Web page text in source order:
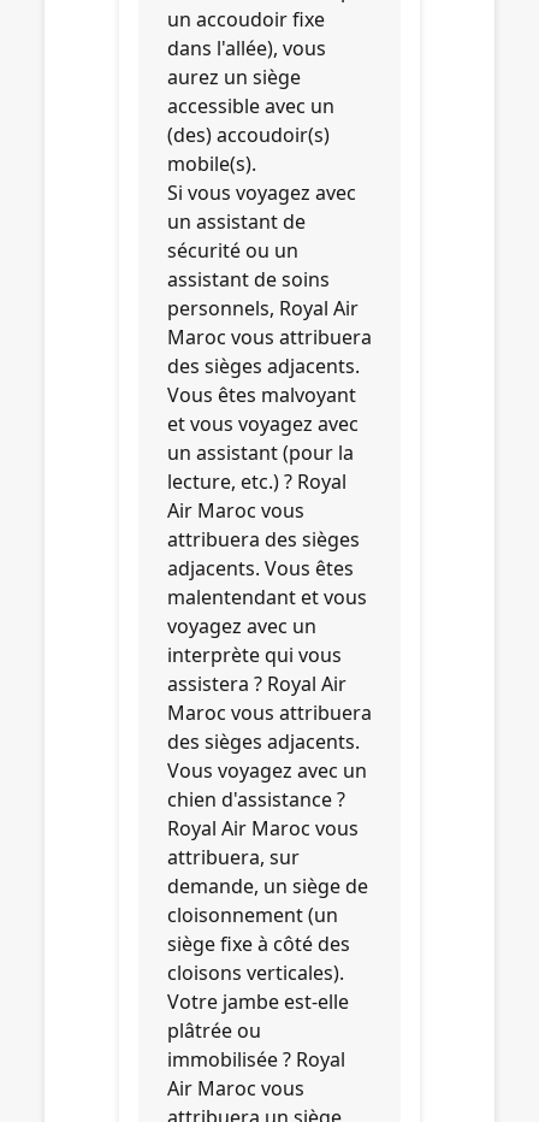
un accoudoir fixe
dans l'allée), vous
aurez un siège
accessible avec un
(des) accoudoir(s)
mobile(s).
Si vous voyagez avec
un assistant de
sécurité ou un
assistant de soins
personnels, Royal Air
Maroc vous attribuera
des sièges adjacents.
Vous êtes malvoyant
et vous voyagez avec
un assistant (pour la
lecture, etc.) ? Royal
Air Maroc vous
attribuera des sièges
adjacents. Vous êtes
malentendant et vous
voyagez avec un
interprète qui vous
assistera ? Royal Air
Maroc vous attribuera
des sièges adjacents.
Vous voyagez avec un
chien d'assistance ?
Royal Air Maroc vous
attribuera, sur
demande, un siège de
cloisonnement (un
siège fixe à côté des
cloisons verticales).
Votre jambe est-elle
plâtrée ou
immobilisée ? Royal
Air Maroc vous